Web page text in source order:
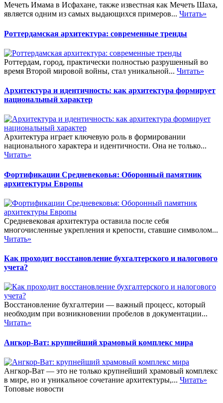
Мечеть Имама в Исфахане, также известная как Мечеть Шаха,
является одним из самых выдающихся примеров... Читать»
Роттердамская архитектура: современные тренды
Роттердам, город, практически полностью разрушенный во
время Второй мировой войны, стал уникальной... Читать»
Архитектура и идентичность: как архитектура формирует
национальный характер
Архитектура играет ключевую роль в формировании
национального характера и идентичности. Она не только...
Читать»
Фортификации Средневековья: Оборонный памятник
архитектуры Европы
Средневековая архитектура оставила после себя
многочисленные укрепления и крепости, ставшие символом...
Читать»
Как проходит восстановление бухгалтерского и налогового
учета?
Восстановление бухгалтерии — важный процесс, который
необходим при возникновении пробелов в документации...
Читать»
Ангкор-Ват: крупнейший храмовый комплекс мира
Ангкор-Ват — это не только крупнейший храмовый комплекс
в мире, но и уникальное сочетание архитектуры,... Читать»
Топовые новости